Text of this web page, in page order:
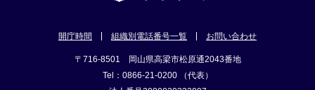
開庁時間 組織別電話番号一覧 お問い合わせ
〒716-8501 岡山県高梁市松原通2043番地
Tel：0866-21-0200 （代表）